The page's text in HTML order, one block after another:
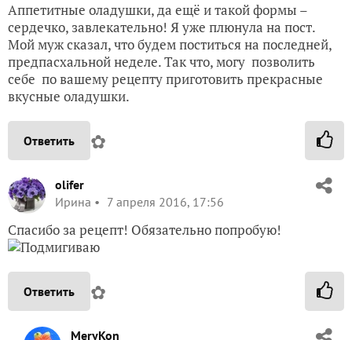
Аппетитные оладушки, да ещё и такой формы –
сердечко, завлекательно! Я уже плюнула на пост.
Мой муж сказал, что будем поститься на последней,
предпасхальной неделе. Так что, могу позволить
себе по вашему рецепту приготовить прекрасные
вкусные оладушки.
Ответить ✿
olifer
Ирина
7 апреля 2016, 17:56
Спасибо за рецепт! Обязательно попробую!
Ответить ✿
MeryKon